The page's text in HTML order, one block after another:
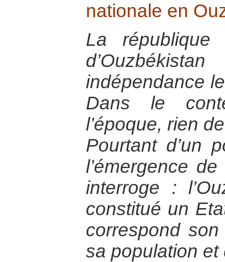
nationale en
La république
indépendance
Dans le
l’époque, rien
Pourtant d’un
l’émergence
interroge :
constitué un
correspond
sa population